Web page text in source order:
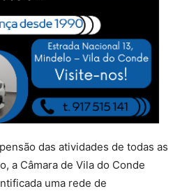
das atividades de todas as
a Câmara de Vila do Conde
uma rede de